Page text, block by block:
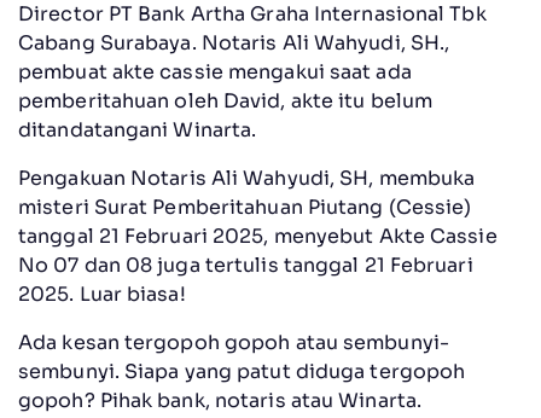
Director PT Bank Artha Graha Internasional Tbk
Cabang Surabaya. Notaris Ali Wahyudi, SH.,
pembuat akte cassie mengakui saat ada
pemberitahuan oleh David, akte itu belum
ditandatangani Winarta.
Pengakuan Notaris Ali Wahyudi, SH, membuka
misteri Surat Pemberitahuan Piutang (Cessie)
tanggal 21 Februari 2025, menyebut Akte Cassie
No 07 dan 08 juga tertulis tanggal 21 Februari
2025. Luar biasa!
Ada kesan tergopoh gopoh atau sembunyi-
sembunyi. Siapa yang patut diduga tergopoh
gopoh? Pihak bank, notaris atau Winarta.